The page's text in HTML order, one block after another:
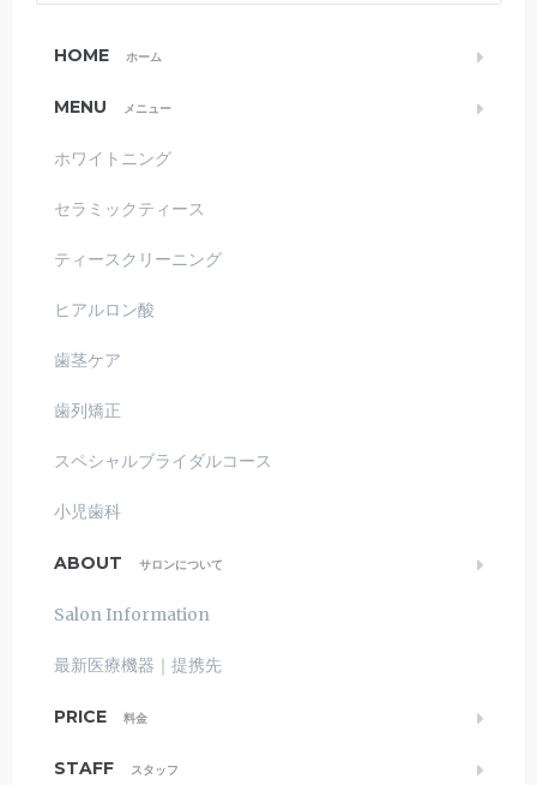
HOME ホーム
MENU メニュー
ホワイトニング
セラミックティース
ティースクリーニング
ヒアルロン酸
歯茎ケア
歯列矯正
スペシャルブライダルコース
小児歯科
ABOUT サロンについて
Salon Information
最新医療機器｜提携先
PRICE 料金
STAFF スタッフ